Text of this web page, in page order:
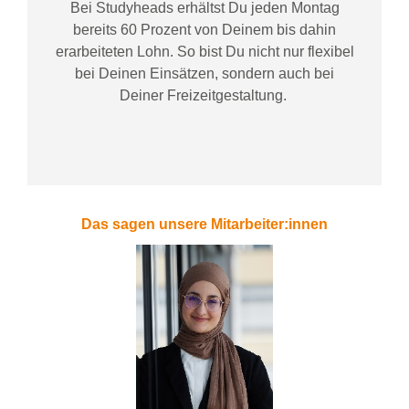
Bei Studyheadserhältst Du jeden Montag
bereits 60 Prozent von Deinem bis dahin
erarbeiteten Lohn. So bist Du nicht nur flexibel
bei Deinen Einsätzen, sondern auch bei
DeinerFreizeitgestaltung.
Das sagen unsere Mitarbeiter:innen